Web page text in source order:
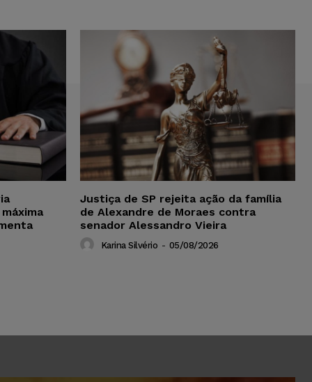
Justiça de SP rejeita ação da família
de Alexandre de Moraes contra
senador Alessandro Vieira
Karina Silvério - 05/08/2026